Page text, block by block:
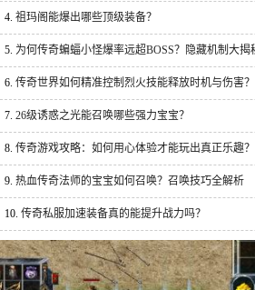
4. 祖玛阁能爆出哪些顶级装备？
5. 为何传奇蝙蝠小怪爆率远超BOSS？隐藏机制大揭
6. 传奇世界如何精准控制烈火技能释放时机与伤害？
7. 26级诱惑之光能召唤哪些强力宝宝？
8. 传奇游戏攻略：如何用心体验才能玩出真正乐趣？
9. 热血传奇法师的宝宝如何召唤？召唤技巧全解析
10. 传奇私服加速装备真的能提升战力吗？